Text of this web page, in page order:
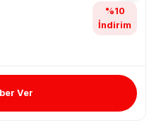
%10
İndirim
Ver